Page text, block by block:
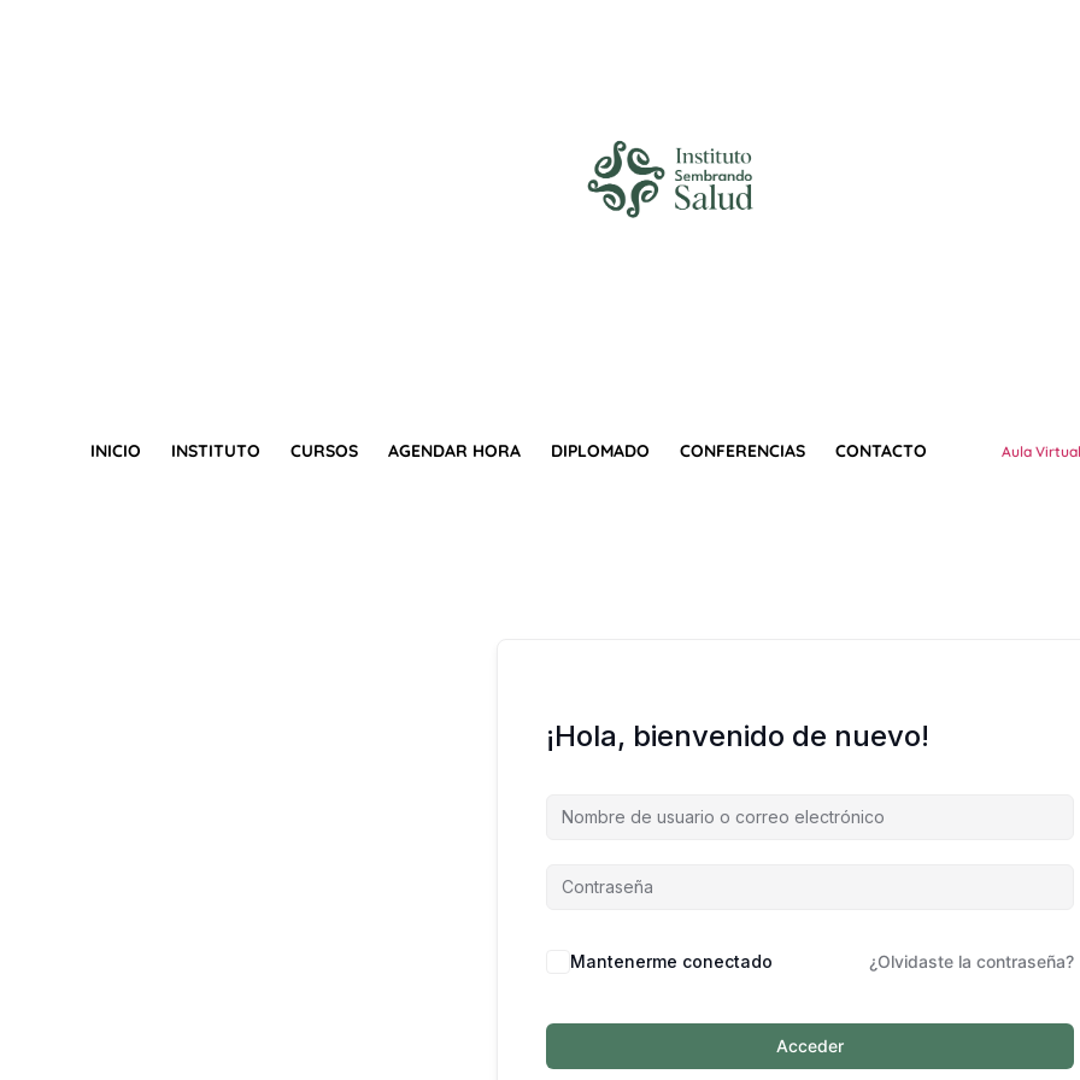
INICIO INSTITUTO CURSOS AGENDAR HORA DIPLOMADO CONFERENCIAS CONTACTO Aula Virtual
¡Hola, bienvenido de nuevo!
Mantenerme conectado ¿Olvidaste la contraseña?
Acceder